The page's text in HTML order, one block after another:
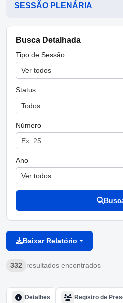
SESSÃO PLENÁRIA
Busca Detalhada
Tipo de Sessão
Status
Número
Ano
Baixar Relatório
332 resultados encontrados
Detalhes Registro de